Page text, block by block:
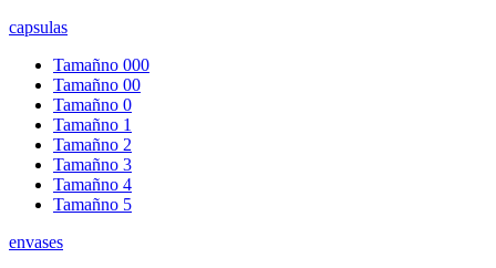
capsulas
Tamañno 000
Tamañno 00
Tamañno 0
Tamañno 1
Tamañno 2
Tamañno 3
Tamañno 4
Tamañno 5
envases